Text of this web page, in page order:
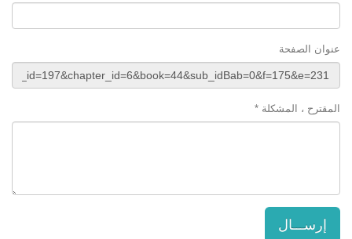
عنوان الصفحة
المقترح ، المشكلة *